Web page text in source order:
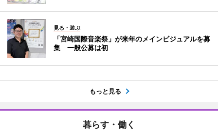
見る・遊ぶ
「宮崎国際音楽祭」が来年のメインビジュアルを募
集 一般公募は初
もっと見る
暮らす・働く